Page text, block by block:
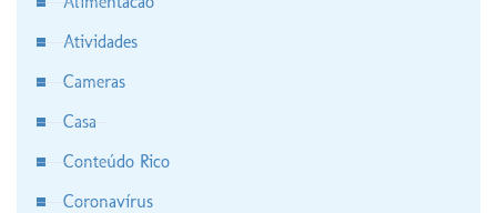
Atividades
Cameras
Casa
Conteúdo Rico
Coronavírus